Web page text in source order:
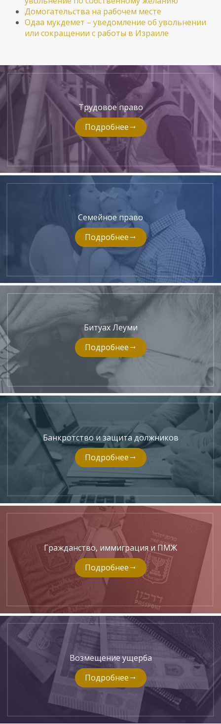
Домогательства на рабочем месте
Одаа мукдемет – уведомление об увольнении
или сокращении с работы в Израиле
Трудовое право
Подробнее
Семейное право
Подробнее
Битуах Леуми
Подробнее
Банкротство и защита должников
Подробнее
Гражданство, иммиграция и ПМЖ
Подробнее
Возмещение ущерба
Подробнее